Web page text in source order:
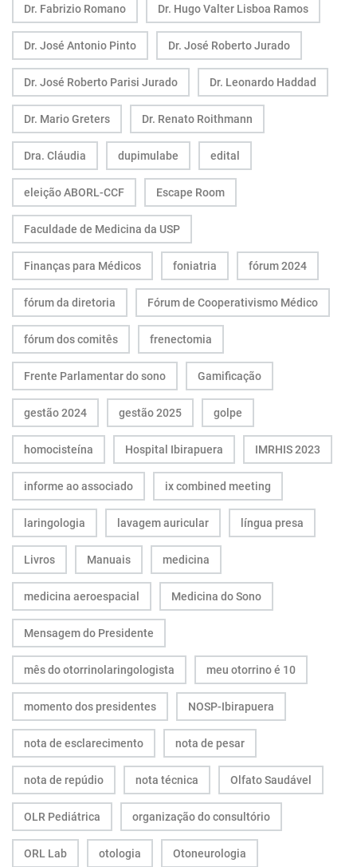
Dr. Fabrizio Romano Dr. Hugo Valter Lisboa Ramos
Dr. José Antonio Pinto Dr. José Roberto Jurado
Dr. José Roberto Parisi Jurado Dr. Leonardo Haddad
Dr. Mario Greters Dr. Renato Roithmann
Dra. Cláudia dupimulabe edital
eleição ABORL-CCF Escape Room
Faculdade de Medicina da USP
Finanças para Médicos foniatria fórum 2024
fórum da diretoria Fórum de Cooperativismo Médico
fórum dos comitês frenectomia
Frente Parlamentar do sono Gamificação
gestão 2024 gestão 2025 golpe
homocisteína Hospital Ibirapuera IMRHIS 2023
informe ao associado ix combined meeting
laringologia lavagem auricular língua presa
Livros Manuais medicina
medicina aeroespacial Medicina do Sono
Mensagem do Presidente
mês do otorrinolaringologista meu otorrino é 10
momento dos presidentes NOSP-Ibirapuera
nota de esclarecimento nota de pesar
nota de repúdio nota técnica Olfato Saudável
OLR Pediátrica organização do consultório
ORL Lab otologia Otoneurologia